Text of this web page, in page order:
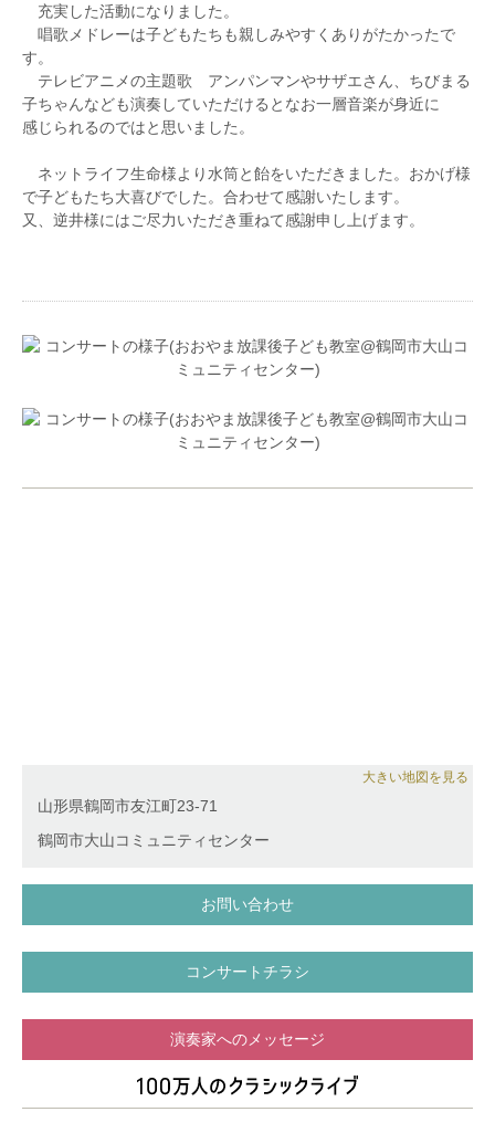
充実した活動になりました。
唱歌メドレーは子どもたちも親しみやすくありがたかったで
す。
テレビアニメの主題歌 アンパンマンやサザエさん、ちびまる
子ちゃんなども演奏していただけるとなお一層音楽が身近に
感じられるのではと思いました。
ネットライフ生命様より水筒と飴をいただきました。おかげ様
で子どもたち大喜びでした。合わせて感謝いたします。
又、逆井様にはご尽力いただき重ねて感謝申し上げます。
大きい地図を見る
山形県鶴岡市友江町23-71
鶴岡市大山コミュニティセンター
お問い合わせ
コンサートチラシ
演奏家へのメッセージ